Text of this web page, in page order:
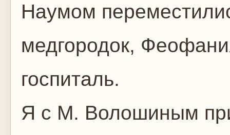
Наумом
медгородок,
госпиталь.
Я с М. Волошиным